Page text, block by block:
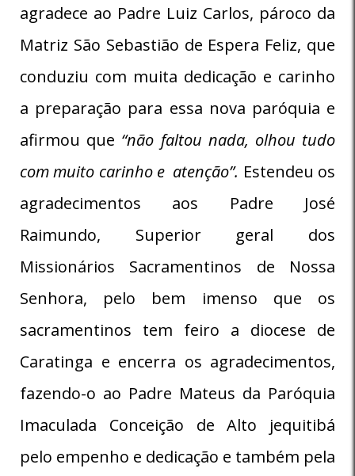
agradece ao Padre Luiz Carlos, pároco da
Matriz São Sebastião de Espera Feliz, que
conduziu com muita dedicação e carinho
a preparação para essa nova paróquia e
afirmou que “não faltou nada, olhou tudo
com muito carinho e atenção”. Estendeu os
agradecimentos aos Padre José
Raimundo, Superior geral dos
Missionários Sacramentinos de Nossa
Senhora, pelo bem imenso que os
sacramentinos tem feiro a diocese de
Caratinga e encerra os agradecimentos,
fazendo-o ao Padre Mateus da Paróquia
Imaculada Conceição de Alto jequitibá
pelo empenho e dedicação e também pela